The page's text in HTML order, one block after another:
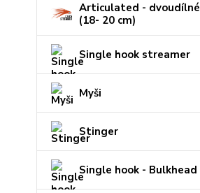
Articulated - dvoudílné
(18- 20 cm)
Single hook streamer
Myši
Stinger
Single hook - Bulkhead